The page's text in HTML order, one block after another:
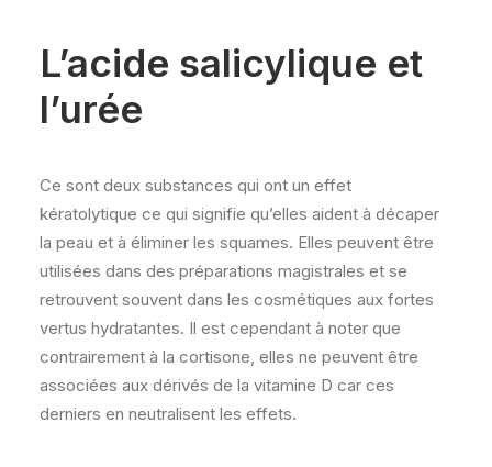
L’acide salicylique et
l’urée
Ce sont deux substances qui ont un effet
kératolytique ce qui signifie qu’elles aident à décaper
la peau et à éliminer les squames. Elles peuvent être
utilisées dans des préparations magistrales et se
retrouvent souvent dans les cosmétiques aux fortes
vertus hydratantes. Il est cependant à noter que
contrairement à la cortisone, elles ne peuvent être
associées aux dérivés de la vitamine D car ces
derniers en neutralisent les effets.